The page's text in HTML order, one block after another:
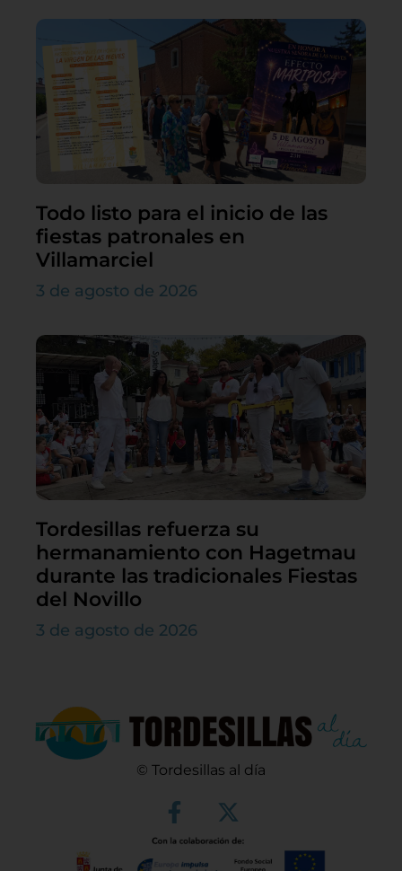
Todo listo para el inicio de las
fiestas patronales en
Villamarciel
3 de agosto de 2026
Tordesillas refuerza su
hermanamiento con Hagetmau
durante las tradicionales Fiestas
del Novillo
3 de agosto de 2026
© Tordesillas al día